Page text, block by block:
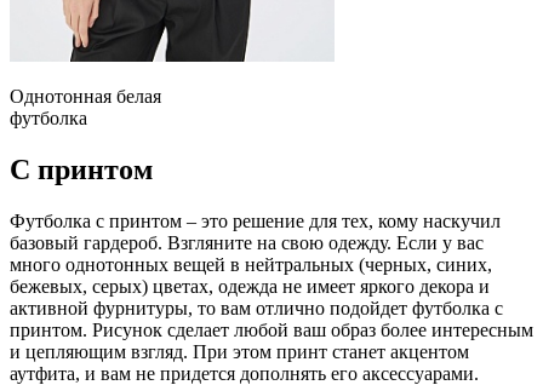
Однотонная белая
футболка
С принтом
Футболка с принтом – это решение для тех, кому наскучил
базовый гардероб. Взгляните на свою одежду. Если у вас
много однотонных вещей в нейтральных (черных, синих,
бежевых, серых) цветах, одежда не имеет яркого декора и
активной фурнитуры, то вам отлично подойдет футболка с
принтом. Рисунок сделает любой ваш образ более интересным
и цепляющим взгляд. При этом принт станет акцентом
аутфита, и вам не придется дополнять его аксессуарами.